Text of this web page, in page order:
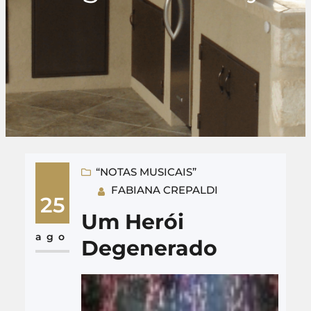
25
ago
“NOTAS MUSICAIS”
FABIANA CREPALDI
Um Herói
Degenerado